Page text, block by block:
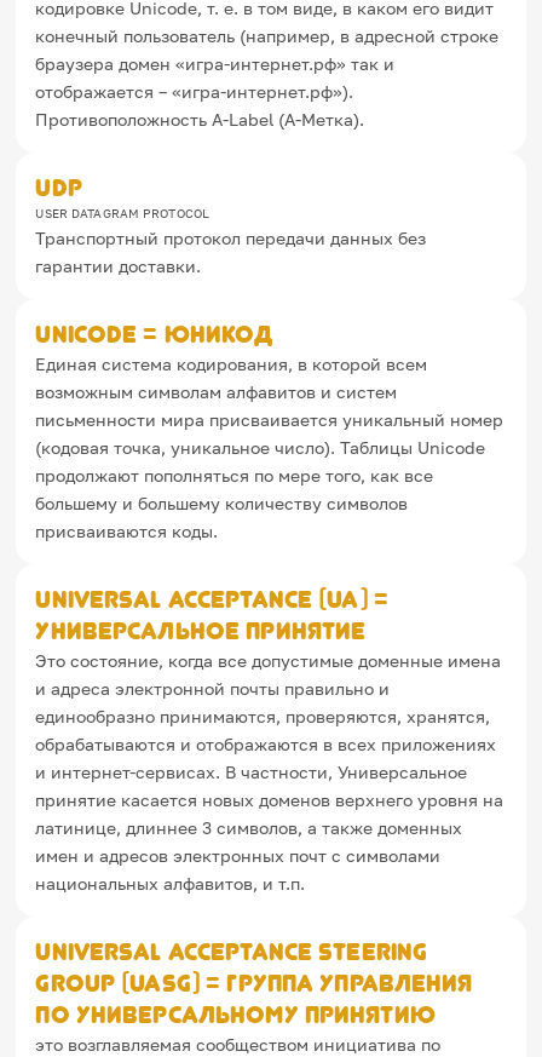
Игры и тренажеры
Игра «Знания»
Знания в тестах
Викторина
Памятки
Комиксы
Стихи
Педагогам
Школа наставников
IT-урок
Методика
Секреты кода
Незрячим
Регистрация Вход
Задать вопрос
кодировке Unicode, т. е. в том виде, в каком его видит
конечный пользователь (например, в адресной строке
браузера домен «игра-интернет.рф» так и
отображается – «игра-интернет.рф»).
Противоположность A-Label (А-Метка).
UDP
USER DATAGRAM PROTOCOL
Транспортный протокол передачи данных без
гарантии доставки.
Unicode = Юникод
Единая система кодирования, в которой всем
возможным символам алфавитов и систем
письменности мира присваивается уникальный номер
(кодовая точка, уникальное число). Таблицы Unicode
продолжают пополняться по мере того, как все
большему и большему количеству символов
присваиваются коды.
Universal Acceptance (UA) =
Универсальное принятие
Это состояние, когда все допустимые доменные имена
и адреса электронной почты правильно и
единообразно принимаются, проверяются, хранятся,
обрабатываются и отображаются в всех приложениях
и интернет-сервисах. В частности, Универсальное
принятие касается новых доменов верхнего уровня на
латинице, длиннее 3 символов, а также доменных
имен и адресов электронных почт с символами
национальных алфавитов, и т.п.
Universal Acceptance Steering
Group (UASG) = Группа управления
по универсальному принятию
это возглавляемая сообществом инициатива по